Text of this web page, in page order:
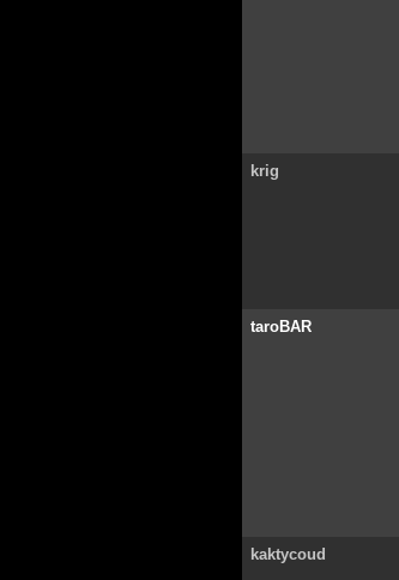
krig
taroBAR
kaktycoud